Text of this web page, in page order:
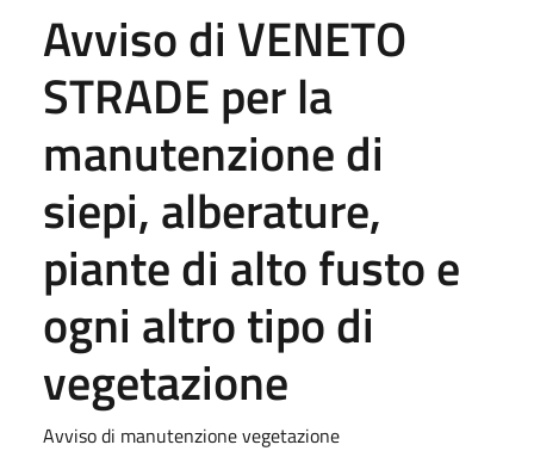
Avviso di VENETO
STRADE per la
manutenzione di
siepi, alberature,
piante di alto fusto e
ogni altro tipo di
vegetazione
Avviso di manutenzione vegetazione